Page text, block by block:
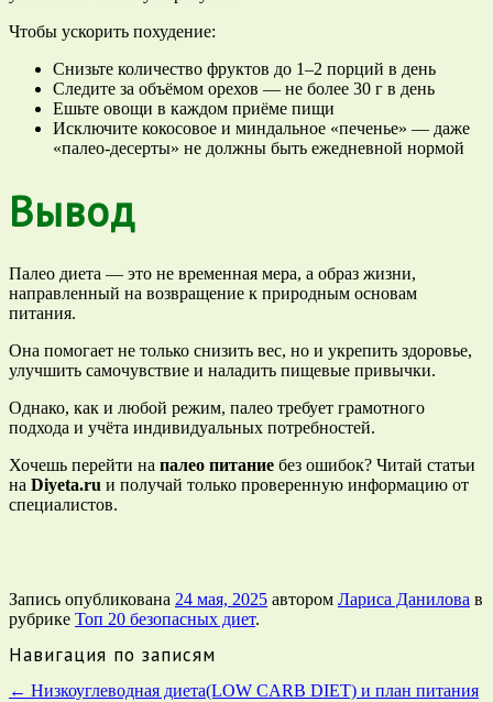
Чтобы ускорить похудение:
Снизьте количество фруктов до 1–2 порций в день
Следите за объёмом орехов — не более 30 г в день
Ешьте овощи в каждом приёме пищи
Исключите кокосовое и миндальное «печенье» — даже
«палео-десерты» не должны быть ежедневной нормой
Вывод
Палео диета — это не временная мера, а образ жизни,
направленный на возвращение к природным основам
питания.
Она помогает не только снизить вес, но и укрепить здоровье,
улучшить самочувствие и наладить пищевые привычки.
Однако, как и любой режим, палео требует грамотного
подхода и учёта индивидуальных потребностей.
Хочешь перейти на палео питание без ошибок? Читай статьи
на Diyeta.ru и получай только проверенную информацию от
специалистов.
Запись опубликована 24 мая, 2025 автором Лариса Данилова в
рубрике Топ 20 безопасных диет.
Навигация по записям
← Низкоуглеводная диета(LOW CARB DIET) и план питания